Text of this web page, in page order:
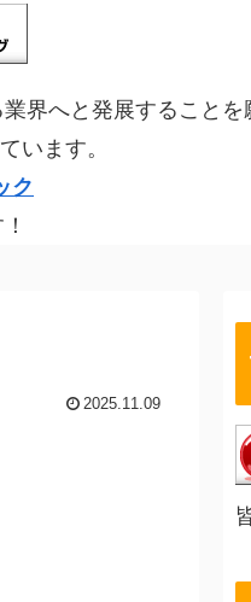
界へと発展することを
います。
ク
2025.11.09